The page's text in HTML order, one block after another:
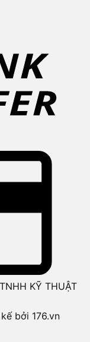
KỸ THUẬT
bởi 176.vn